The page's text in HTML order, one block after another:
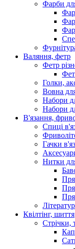
Фарби
Валяння, фетр
Фетр
Голки,
Вовна
Набори
Набори
В'язання,
Спиці
Гачки
Нитки
Квілтінг, шиття
Стрічки,